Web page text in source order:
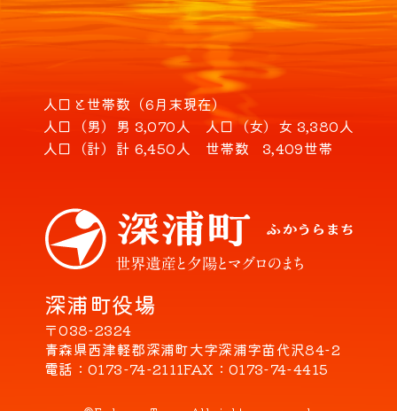
深浦町役場
〒038-2324
青森県西津軽郡深浦町大字深浦字苗代沢84-2
電話
0173-74-2111FAX 0173-74-4415
人口と世帯数（6月末現在）
人口（男） 男 3,070人 人口（女） 女 3,380人
人口（計） 計 6,450人 世帯数 3,409世帯